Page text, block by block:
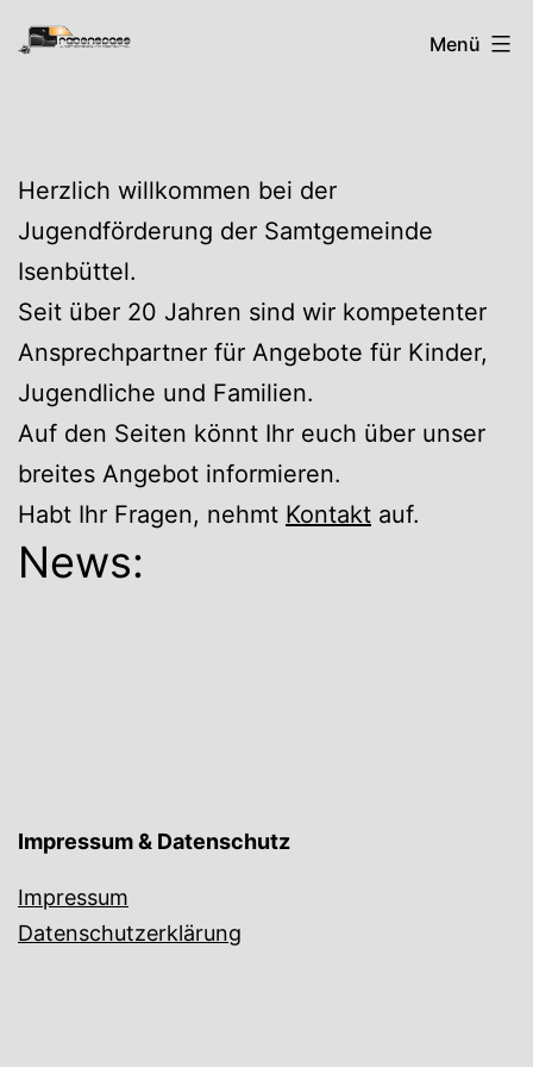
Zum
Inhalt
RabenspassMenü
Herzlich willkommen bei der
Jugendförderung der Samtgemeinde
Isenbüttel.
Seit über 20 Jahren sind wir kompetenter
Ansprechpartner für Angebote für Kinder,
Jugendliche und Familien.
Auf den Seiten könnt Ihr euch über unser
breites Angebot informieren.
Habt Ihr Fragen, nehmt Kontakt auf.
News:
Impressum & Datenschutz
Impressum
Datenschutzerklärung